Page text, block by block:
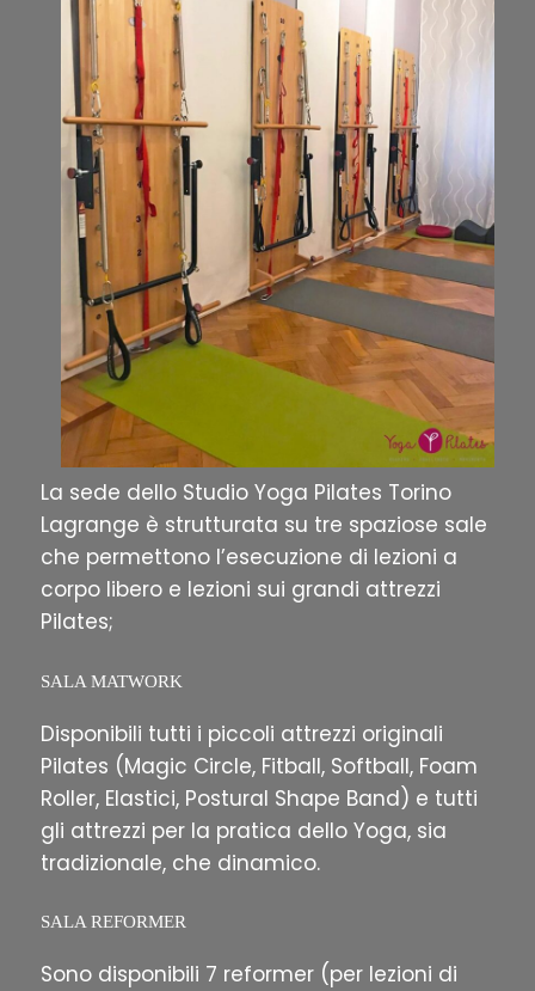
La sede dello Studio Yoga Pilates Torino
Lagrange è strutturata su tre spaziose sale
che permettono l’esecuzione di lezioni a
corpo libero e lezioni sui grandi attrezzi
Pilates;
SALA MATWORK
Disponibili tutti i piccoli attrezzi originali
Pilates (Magic Circle, Fitball, Softball, Foam
Roller, Elastici, Postural Shape Band) e tutti
gli attrezzi per la pratica dello Yoga, sia
tradizionale, che dinamico.
SALA REFORMER
Sono disponibili 7 reformer (per lezioni di